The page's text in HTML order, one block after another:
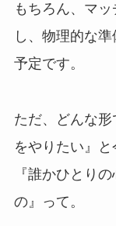
もちろん、マ
し、物理的な
予定です。
ただ、どんな
をやりたい』と
『誰かひとり
の』って。